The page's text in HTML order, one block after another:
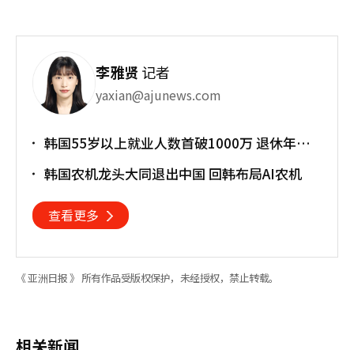
李雅贤记者
yaxian@ajunews.com
韩国55岁以上就业人数首破1000万 退休年龄
韩国农机龙头大同退出中国 回韩布局AI农机
查看更多
《 亚洲日报 》 所有作品受版权保护，未经授权，禁止转载。